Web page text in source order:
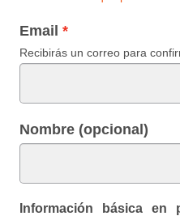
Email
Recibirás un correo para
Nombre (opcional)
Información básica en